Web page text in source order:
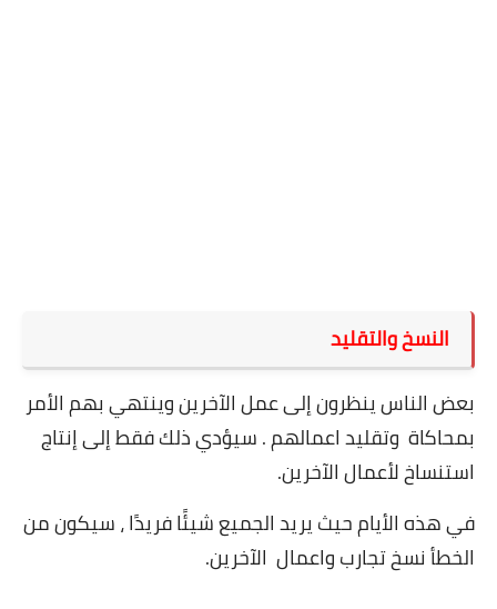
النسخ والتقليد
بعض الناس ينظرون إلى عمل الآخرين وينتهي بهم الأمر
بمحاكاة وتقليد اعمالهم . سيؤدي ذلك فقط إلى إنتاج
استنساخ لأعمال الآخرين.
في هذه الأيام حيث يريد الجميع شيئًا فريدًا ، سيكون من
الخطأ نسخ تجارب واعمال الآخرين.